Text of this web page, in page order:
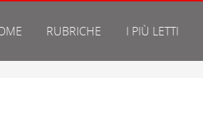
RUBRICHE I PIÙ LETTI